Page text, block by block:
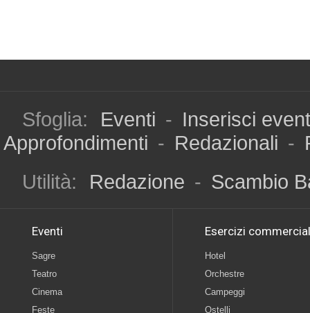
Sfoglia: Eventi - Inserisci
Approfondimenti - Redazionali -
Utilità:
Redazione - Scambio
Eventi
Sagre
Teatro
Cinema
Feste
Esercizi
Hotel
Orchestre
Campeggi
Ostelli